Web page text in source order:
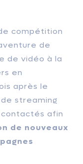
compétition
de
de vidéo à la
en
après le
streaming
contactés afin
de nouveaux